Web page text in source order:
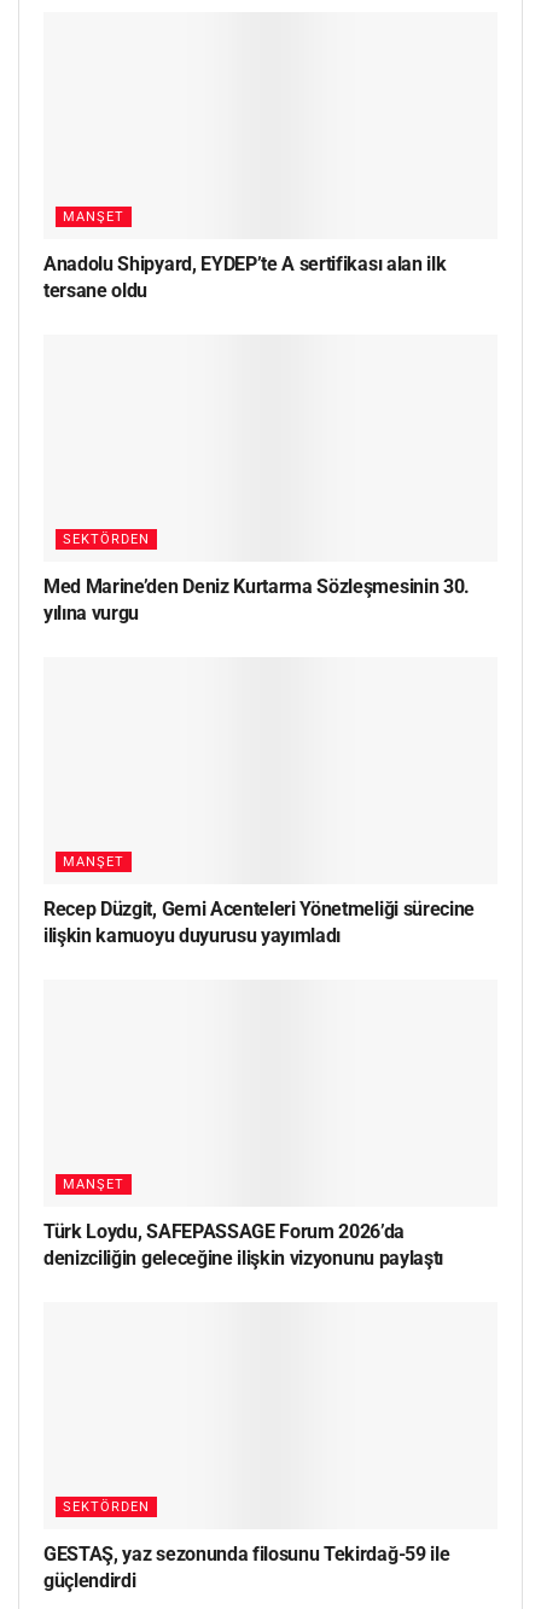
MANŞET
Anadolu Shipyard, EYDEP’te A sertifikası alan ilk
tersane oldu
SEKTÖRDEN
Med Marine’den Deniz Kurtarma Sözleşmesinin 30.
yılına vurgu
MANŞET
Recep Düzgit, Gemi Acenteleri Yönetmeliği sürecine
ilişkin kamuoyu duyurusu yayımladı
MANŞET
Türk Loydu, SAFEPASSAGE Forum 2026’da
denizciliğin geleceğine ilişkin vizyonunu paylaştı
SEKTÖRDEN
GESTAŞ, yaz sezonunda filosunu Tekirdağ-59 ile
güçlendirdi